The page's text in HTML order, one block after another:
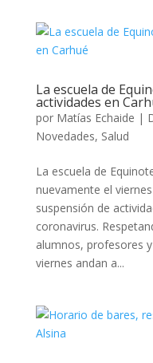
La escuela de
actividades en
por Matías Echaide |
Novedades, Salud
La escuela de
nuevamente el
suspensión de
coronavirus.
alumnos, profesores
viernes andan a...